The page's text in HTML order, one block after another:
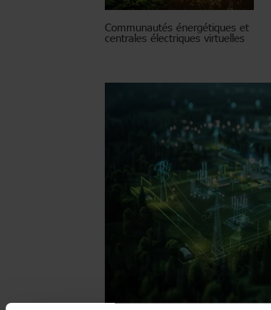
Communautés énergétiques et
centrales électriques virtuelles